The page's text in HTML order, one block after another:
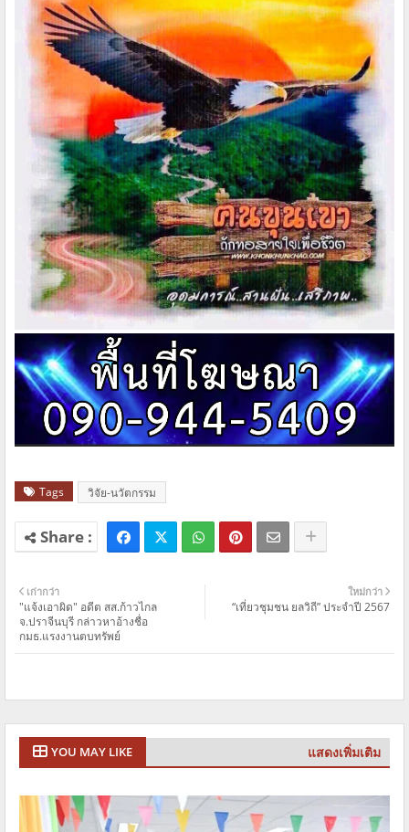
Tags วิจัย-นวัตกรรม
ใหม่กว่า
“เที่ยวชุมชน ยลวิถี” ประจำปี 2567
เก่ากว่า
"แจ้งเอาผิด" อดีต สส.ก้าวไกล
จ.ปราจีนบุรี กล่าวหาอ้างชื่อ
กมธ.แรงงานตบทรัพย์
YOU MAY LIKE แสดงเพิ่มเติม